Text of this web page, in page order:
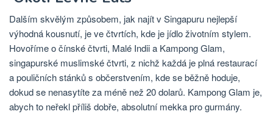
Dalším skvělým způsobem, jak najít v Singapuru nejlepší
výhodná kousnutí, je ve čtvrtích, kde je jídlo životním stylem.
Hovoříme o čínské čtvrti, Malé Indii a Kampong Glam,
singapurské muslimské čtvrti, z nichž každá je plná restaurací
a pouličních stánků s občerstvením, kde se běžně hoduje,
dokud se nenasytíte za méně než 20 dolarů. Kampong Glam je,
abych to neřekl příliš dobře, absolutní mekka pro gurmány.